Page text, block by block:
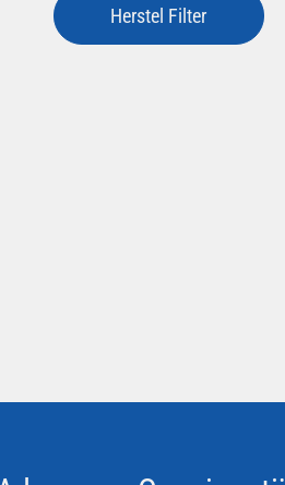
Herstel Filter